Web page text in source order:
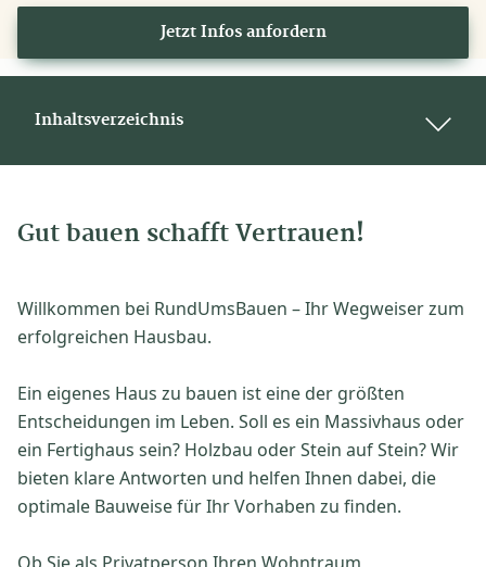
Jetzt Infos anfordern
Inhaltsverzeichnis
Gut bauen schafft Vertrauen!
Willkommen bei RundUmsBauen – Ihr Wegweiser zum
erfolgreichen Hausbau.
Ein eigenes Haus zu bauen ist eine der größten
Entscheidungen im Leben. Soll es ein Massivhaus oder
ein Fertighaus sein? Holzbau oder Stein auf Stein? Wir
bieten klare Antworten und helfen Ihnen dabei, die
optimale Bauweise für Ihr Vorhaben zu finden.